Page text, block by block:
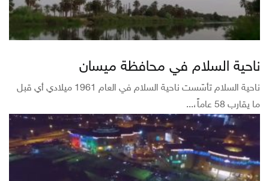
ناحية السلام في محافظة ميسان
ناحية السلام تأسّست ناحية السلام في العام 1961 ميلادي أي قبل
ما يقارب 58 عاماً،...